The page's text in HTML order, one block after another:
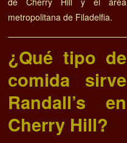
metropolitana de Filadelfia.
¿Qué tipo de
comida sirve
Randall’s en
Cherry Hill?